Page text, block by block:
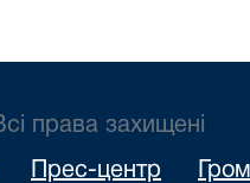
права захищені
Прес-центр